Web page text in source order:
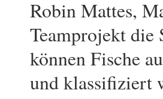
Robin Mattes,
Teamprojekt
können Fische
und klassifiziert